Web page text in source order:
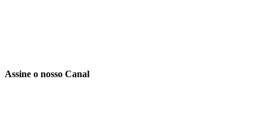
Assine o nosso Canal